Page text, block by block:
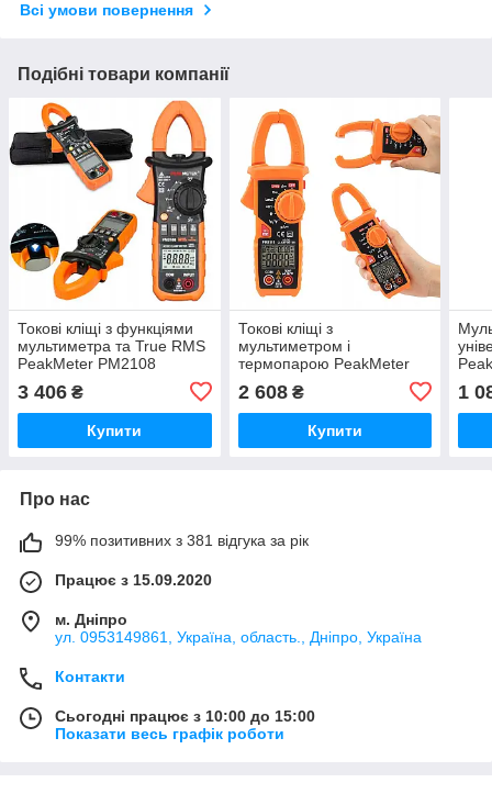
Всі умови повернення
Подібні товари компанії
Токові кліщі з функціями
мультиметра та True RMS
PeakMeter PM2108
3 406 ₴
Купити
Токові кліщі з
мультиметром і
термопарою PeakMeter
2 608₴
Купити
1
Про нас
99% позитивних з 381 відгука за рік
Працює з 15.09.2020
м. Дніпро
ул. 0953149861, Україна, область., Дніпро, Україна
Контакти
Сьогодні працює з 10:00 до 15:00
Показати весь графік роботи